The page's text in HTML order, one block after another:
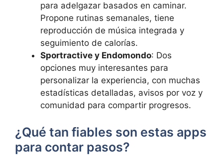
para adelgazar basados en caminar.
Propone rutinas semanales, tiene
reproducción de música integrada y
seguimiento de calorías.
Sportractive y Endomondo: Dos
opciones muy interesantes para
personalizar la experiencia, con muchas
estadísticas detalladas, avisos por voz y
comunidad para compartir progresos.
¿Qué tan fiables son estas apps
para contar pasos?